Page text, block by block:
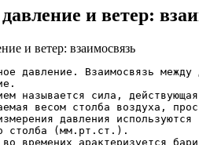
и ветер:
давление. Взаимосвязь между
называется сила,
весом столба воздуха,
давления
столба (мм.рт.ст.).
времених арактеризуется